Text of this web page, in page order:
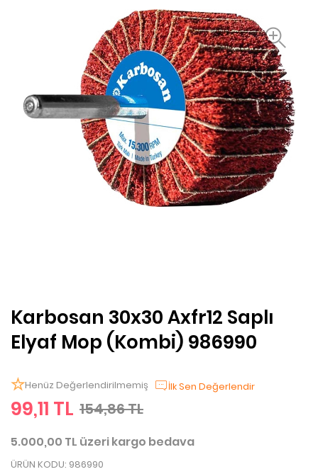
Karbosan 30x30 Axfr12 Saplı
Elyaf Mop (Kombi) 986990
Henüz Değerlendirilmemiş İlk Sen Değerlendir
99,11 TL 154,86 TL
5.000,00 TL üzeri kargo bedava
ÜRÜN KODU: 986990